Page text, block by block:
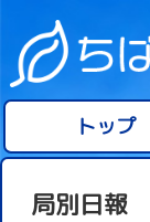
トップ
局別日報